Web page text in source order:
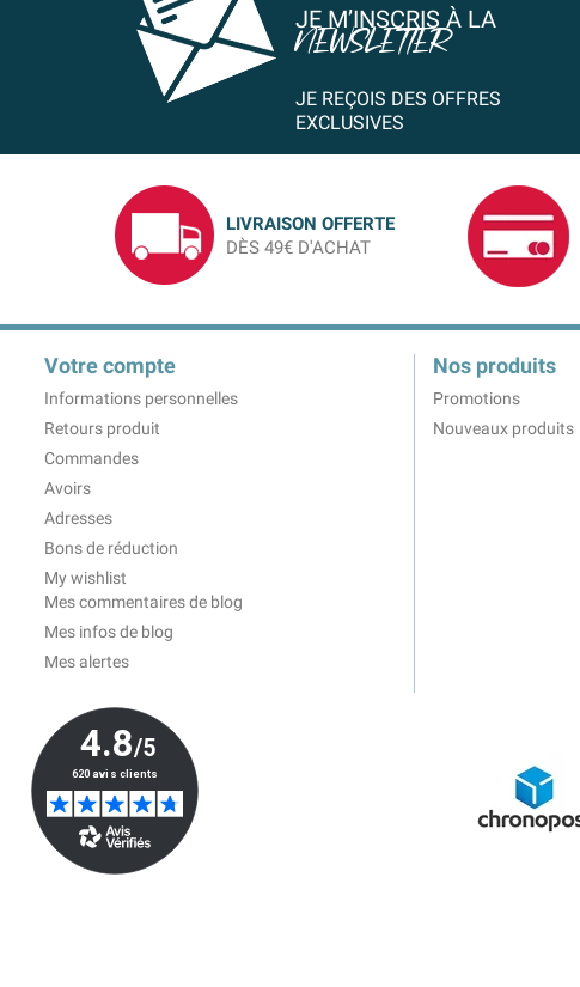
JE M’INSCRIS À LA
NEWSLETTER
JE REÇOIS DES OFFRES
EXCLUSIVES
LIVRAISON OFFERTE
DÈS 49€ D'ACHAT
Votre compte
Informations personnelles
Retours produit
Commandes
Avoirs
Adresses
Bons de réduction
My wishlist
Mes commentaires de blog
Mes infos de blog
Mes alertes
Nos produits
Promotions
Nouveaux produits